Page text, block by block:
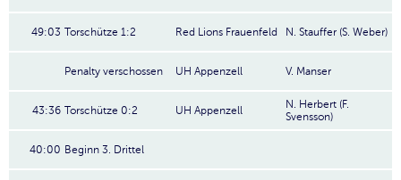
49:03 Torschütze 1:2 Red Lions Frauenfeld N. Stauffer (S. Weber)
Penalty verschossen UH Appenzell V. Manser
43:36 Torschütze 0:2 UH Appenzell
N. Herbert (F.
Svensson)
40:00 Beginn 3. Drittel